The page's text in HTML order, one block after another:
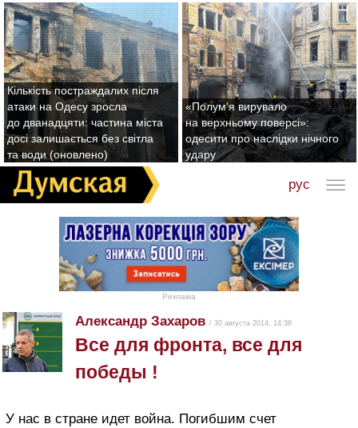
Кількість постраждалих після
атаки на Одесу зросла
до дванадцяти: частина міста
досі залишається без світла
та води (оновлено)
«Полум'я вирувало
на верхньому поверсі»:
одесити про наслідки нічного
удару
рус
Реклама
Александр Захаров / 30 августа 2014, 14:38
Все для фронта, все для
победы !
У нас в стране идет война. Погибшим счет